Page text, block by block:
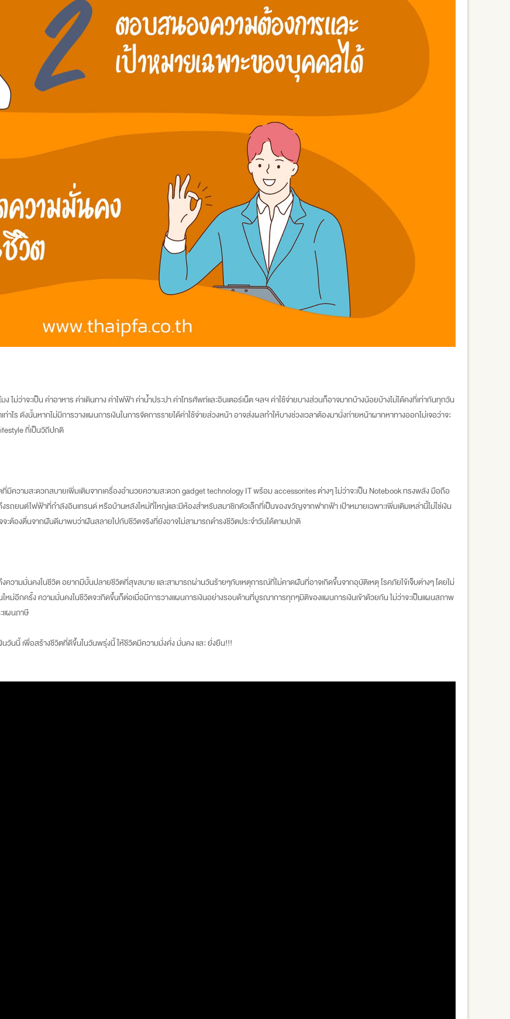
ไม่ว่าจะเป็น ค่าอาหาร ค่าเดินทาง ค่าไฟฟ้า ค่าน้ำประปา ค่าโทรศัพท์และอินเตอร์เน็ต ฯลฯ ค่าใช้จ่ายบางส่วนก็อาจมากบ้างน้อยบ้างไม่ได้คงที่เท่ากันทุกวัน
าไร ดังนั้นหากไม่มีการวางแผนการเงินในการจัดการรายได้ค่าใช้จ่ายล่วงหน้า อาจส่งผลทำให้บางช่วงเวลาต้องมานั่งก่ายหน้าผากหาทางออกไม่เจอว่าจะ
ที่เป็นวิถีปกติ
วามสะดวกสบายเพิ่มเติมจากเครื่องอำนวยความสะดวก gadget technology IT พร้อม accessorites ต่างๆ ไม่ว่าจะเป็น Notebook ทรงพลัง มือถือ
ยนต์ไฟฟ้าที่กำลังอินเทรนด์ หรือบ้านหลังใหม่ที่ใหญ่และมีห้องสำหรับสมาชิกตัวเล็กที่เป็นของขวัญจากฟากฟ้า เป้าหมายเฉพาะเพิ่มเติมเหล่านี้ไม่ใช่เงิน
ต้องตื่นจากฝันดีมาพบว่าฝันสลายไปกับชีวิตจริงที่ยังอาจไม่สามารถดำรงชีวิตประจำวันได้ตามปกติ
ความมั่นคงในชีวิต อยากมีบั้นปลายชีวิตที่สุขสบาย และสามารถผ่านวันร้ายๆกับเหตุการณ์ที่ไม่คาดฝันที่อาจเกิดขึ้นจากอุบัติเหตุ โรคภัยไข้เจ็บต่างๆ โดยไม่
ม่อีกครั้ง ความมั่นคงในชีวิตจะเกิดขึ้นก็ต่อเมื่อมีการวางแผนการเงินอย่างรอบด้านที่บูรณาการทุกๆมิติของแผนการเงินเข้าด้วยกัน ไม่ว่าจะเป็นแผนสภาพ
แผนภาษี
วันนี้ เพื่อสร้างชีวิตที่ดีขึ้นในวันพรุ่งนี้ ให้ชีวิตมีความมั่งคั่ง มั่นคง และ ยั่งยืน!!!